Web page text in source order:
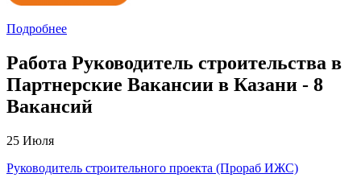
Подробнее
Работа Руководитель строительства в
Партнерские Вакансии в Казани - 8
Вакансий
25 Июля
Руководитель строительного проекта (Прораб ИЖС)